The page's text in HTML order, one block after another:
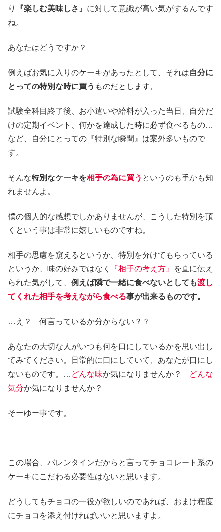
り
『楽しむ美味しさ』 に対して意識が高い気がするんです
ね。
あなたはどうですか？
例えばお気に入りのケーキがあったとして、それは自分に
とっての特別な時に買う ものだとします。
試験全科目終了後、お小遣いや給料が入った当日、自分だ
けの定期イベント、何かを達成した時に必ず食べるもの…
など、自分にとっての『特別な瞬間』は案外多いもので
す。
そんな特別なケーキを相手の為に買う というのも手かも知
れませんよ。
僕の個人的な感想でしかありませんが、こうした特別を頂
くという事は非常に嬉しいものですね。
相手の思慮を窺えるというか、特別を分けてもらっている
というか、味の好みではなく
『相手の考え方』
を直に伝え
られた気がして、 例えば隣で一緒に食べないとしても渡し
てくれた相手を考えながら食べる事が出来るものです。
…え？ 何言っているか分からない？？
あなたの大切な人がいつも何を口にしているかを思い出し
てみてください。日常的に口にしていて、あなたが口にし
ないものです。… どんな味か気になりませんか？
どんな
気分か気になりませんか？
そーゆー事です。
この場合、バレンタインだからと言ってチョコレート系の
ケーキにこだわる必要性はないと思います。
どうしてもチョコの一役が欲しいのであれば、おまけ程度
にチョコを添え付ければいいと思いますよ。